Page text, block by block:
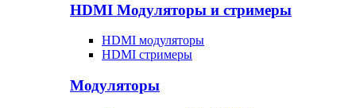
HDMI Модуляторы и стримеры
HDMI модуляторы
HDMI стримеры
Модуляторы